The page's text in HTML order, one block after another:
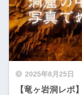
2025年8月25日
【竜ヶ岩洞レポ